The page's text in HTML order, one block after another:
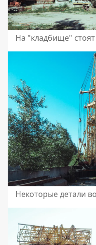
На "кладбище"
Некоторые детали